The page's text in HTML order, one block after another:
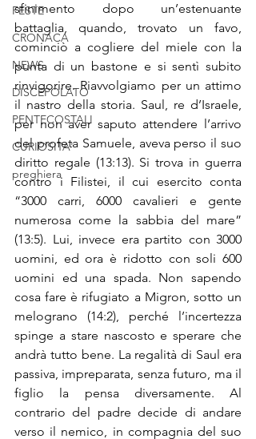
FESTE
CRONACA
NEWS
DISCEPOLATO
PENTECOSTALI
CURIOSITA'
preghiera
sfinimento dopo un’estenuante
battaglia, quando, trovato un favo,
cominciò a cogliere del miele con la
punta di un bastone e si sentì subito
rinvigorire. Riavvolgiamo per un attimo
il nastro della storia. Saul, re d’Israele,
per non aver saputo attendere l’arrivo
del profeta Samuele, aveva perso il suo
diritto regale (13:13). Si trova in guerra
contro i Filistei, il cui esercito conta
“3000 carri, 6000 cavalieri e gente
numerosa come la sabbia del mare”
(13:5). Lui, invece era partito con 3000
uomini, ed ora è ridotto con soli 600
uomini ed una spada. Non sapendo
cosa fare è rifugiato a Migron, sotto un
melograno (14:2), perché l’incertezza
spinge a stare nascosto e sperare che
andrà tutto bene. La regalità di Saul era
passiva, impreparata, senza futuro, ma il
figlio la pensa diversamente. Al
contrario del padre decide di andare
verso il nemico, in compagnia del suo